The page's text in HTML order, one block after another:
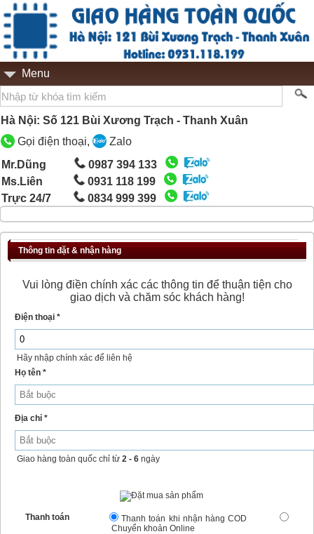
Menu
Hà Nội: Số 121 Bùi Xương Trạch - Thanh Xuân
Gọi điện thoại,
Zalo
Mr.Dũng
0987 394 133
Ms.Liên
0931 118 199
Trực 24/7
0834 999 399
Thông tin đặt & nhận hàng
Vui lòng điền chính xác các thông tin để thuận tiện cho
giao dịch và chăm sóc khách hàng!
Điện thoại *
Hãy nhập chính xác để liên hệ
Họ tên *
Địa chỉ *
Giao hàng toàn quốc chỉ từ 2 - 6 ngày
Thanh toán
Thanh toán khi nhận hàng COD
Chuyển khoản Online